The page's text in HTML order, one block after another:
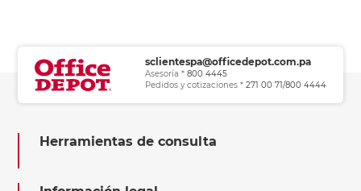
sclientespa@officedepot.com.pa
Asesoría * 800 4445
Pedidos y cotizaciones * 271 00 71/800 4444
Herramientas de consulta